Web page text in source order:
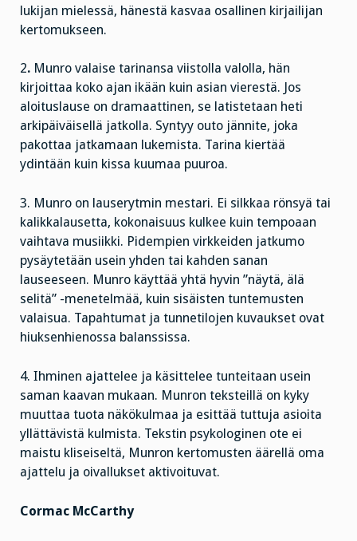
lukijan mielessä, hänestä kasvaa osallinen kirjailijan
kertomukseen.
2. Munro valaise tarinansa viistolla valolla, hän
kirjoittaa koko ajan ikään kuin asian vierestä. Jos
aloituslause on dramaattinen, se latistetaan heti
arkipäiväisellä jatkolla. Syntyy outo jännite, joka
pakottaa jatkamaan lukemista. Tarina kiertää
ydintään kuin kissa kuumaa puuroa.
3. Munro on lauserytmin mestari. Ei silkkaa rönsyä tai
kalikkalausetta, kokonaisuus kulkee kuin tempoaan
vaihtava musiikki. Pidempien virkkeiden jatkumo
pysäytetään usein yhden tai kahden sanan
lauseeseen. Munro käyttää yhtä hyvin ”näytä, älä
selitä” -menetelmää, kuin sisäisten tuntemusten
valaisua. Tapahtumat ja tunnetilojen kuvaukset ovat
hiuksenhienossa balanssissa.
4. Ihminen ajattelee ja käsittelee tunteitaan usein
saman kaavan mukaan. Munron teksteillä on kyky
muuttaa tuota näkökulmaa ja esittää tuttuja asioita
yllättävistä kulmista. Tekstin psykologinen ote ei
maistu kliseiseltä, Munron kertomusten äärellä oma
ajattelu ja oivallukset aktivoituvat.
Cormac McCarthy